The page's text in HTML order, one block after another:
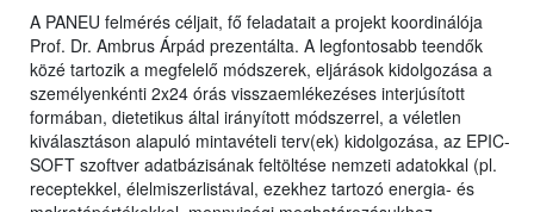
A PANEU felmérés céljait, fő feladatait a projekt koordinálója
Prof. Dr. Ambrus Árpád prezentálta. A legfontosabb teendők
közé tartozik a megfelelő módszerek, eljárások kidolgozása a
személyenkénti 2x24 órás visszaemlékezéses interjúsított
formában, dietetikus által irányított módszerrel, a véletlen
kiválasztáson alapuló mintavételi terv(ek) kidolgozása, az EPIC-
SOFT szoftver adatbázisának feltöltése nemzeti adatokkal (pl.
receptekkel, élelmiszerlistával, ezekhez tartozó energia- és